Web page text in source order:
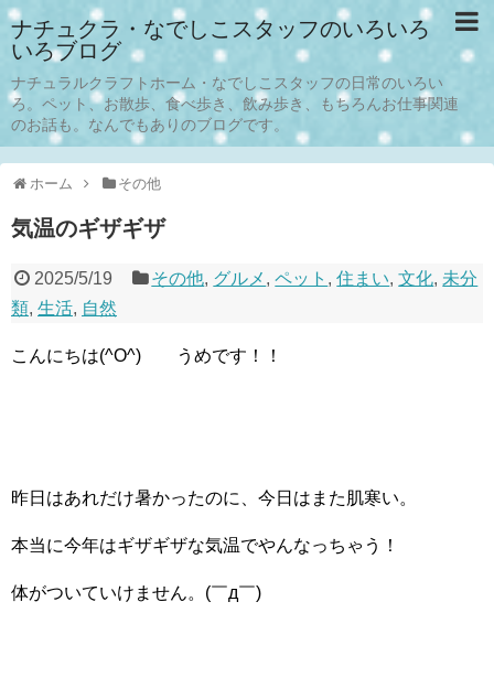
ナチュクラ・なでしこスタッフのいろいろ
いろブログ
ナチュラルクラフトホーム・なでしこスタッフの日常のいろい
ろ。ペット、お散歩、食べ歩き、飲み歩き、もちろんお仕事関連
のお話も。なんでもありのブログです。
ホーム その他
気温のギザギザ
2025/5/19 その他, グルメ ,ペット ,住まい,文化, 未分
類, 生活, 自然
こんにちは(^O^) うめです！！
昨日はあれだけ暑かったのに、今日はまた肌寒い。
本当に今年はギザギザな気温でやんなっちゃう！
体がついていけません。(￣д￣)